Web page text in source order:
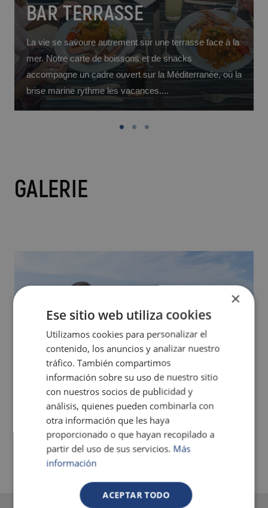
BAR TERRASSE
La vie se savoure autrement sur une terrasse face à la
mer. Notre carte de boissons et de snacks
accompagne un cadre ouvert sur la Méditerranée, où la
brise marine rythme les vacances....
GALERIE
×
Ese sitio web utiliza cookies
Utilizamos cookies para personalizar el
contenido, los anuncios y analizar nuestro
tráfico. También compartimos
información sobre su uso de nuestro sitio
con nuestros socios de publicidad y
análisis, quienes pueden combinarla con
otra información que les haya
proporcionado o que hayan recopilado a
partir del uso de sus servicios. Más
información
ACEPTAR TODO